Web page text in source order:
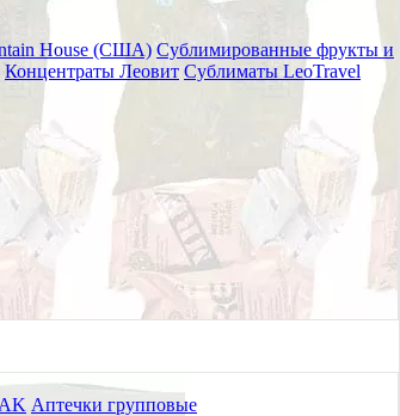
House (США) Сублимированные фрукты и
Концентраты Леовит Сублиматы LeoTravel
Аптечки групповые